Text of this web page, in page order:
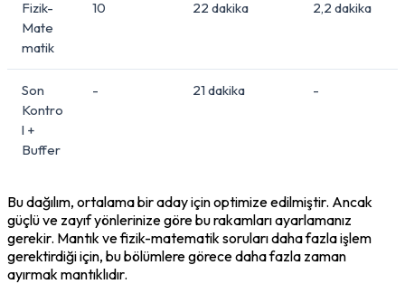
Fizik-
Mate
matik
10 22 dakika 2,2 dakika
Son
Kontro
l +
Buffer
- 21 dakika -
Bu dağılım, ortalama bir aday için optimize edilmiştir. Ancak
güçlü ve zayıf yönlerinize göre bu rakamları ayarlamanız
gerekir. Mantık ve fizik-matematik soruları daha fazla işlem
gerektirdiği için, bu bölümlere görece daha fazla zaman
ayırmak mantıklıdır.